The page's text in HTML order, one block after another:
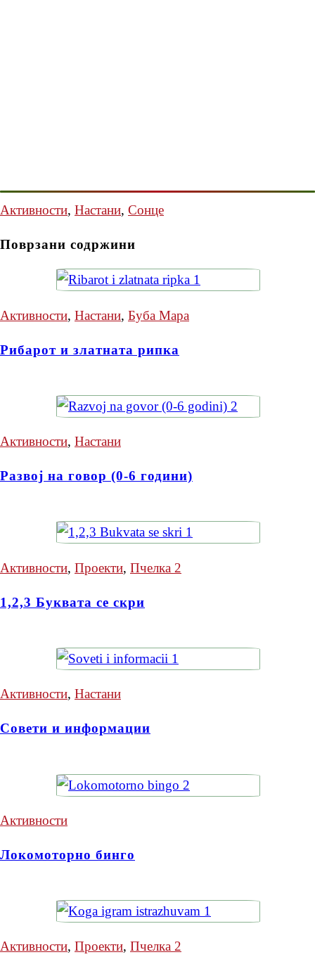
Активности, Настани, Сонце
Поврзани содржини
Активности, Настани, Буба Мара
Рибарот и златната рипка
Активности, Настани
Развој на говор (0-6 години)
Активности, Проекти, Пчелка 2
1,2,3 Буквата се скри
Активности, Настани
Совети и информации
Активности
Локомоторно бинго
Активности, Проекти, Пчелка 2